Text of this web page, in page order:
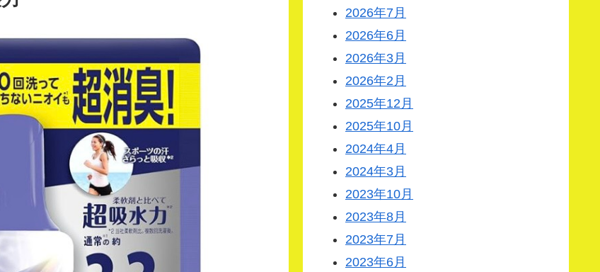
2026年7月
2026年6月
2026年3月
2026年2月
2025年12月
2025年10月
2024年4月
2024年3月
2023年10月
2023年8月
2023年7月
2023年6月